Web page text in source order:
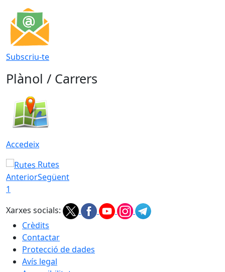
Subscriu-te
Plànol / Carrers
Accedeix
Rutes
AnteriorSegüent
1
Xarxes socials:
Crèdits
Contactar
Protecció de dades
Avís legal